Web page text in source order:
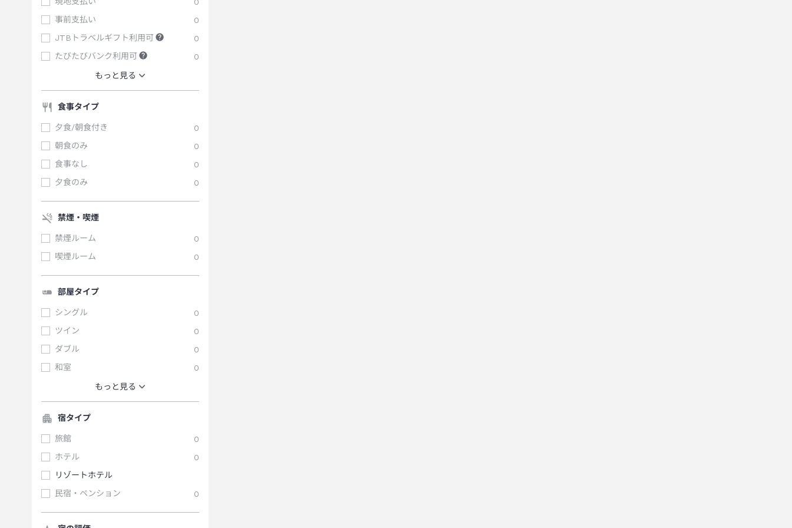
事前支払い
0
JTBトラベルギフト利用可
0
たびたびバンク利用可
0
もっと見る
食事タイプ
夕食/朝食付き
0
朝食のみ
0
食事なし
0
夕食のみ
0
禁煙・喫煙
禁煙ルーム
0
喫煙ルーム
0
部屋タイプ
シングル
0
ツイン
0
ダブル
0
和室
0
もっと見る
宿タイプ
旅館
0
ホテル
0
リゾートホテル
民宿・ペンション
0